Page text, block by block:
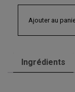
Ajouter au
Ingrédients